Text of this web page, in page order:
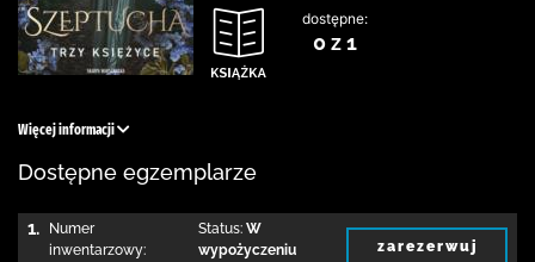
dostępne:
0 z 1
Więcej informacji
Dostępne egzemplarze
1.
Numer
inwentarzowy:
Status: W
wypożyczeniu
zarezerwuj